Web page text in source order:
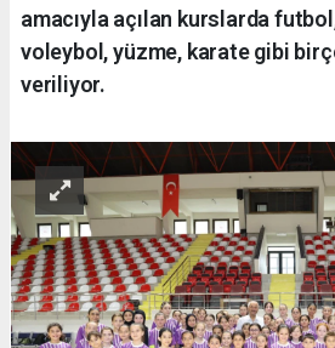
amacıyla açılan kurslarda
voleybol, yüzme, karate gibi
veriliyor.